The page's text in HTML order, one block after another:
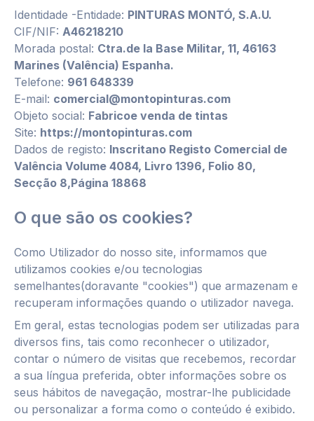
Identidade -Entidade: PINTURAS MONTÓ, S.A.U.
CIF/NIF: A46218210
Morada postal: Ctra.de la Base Militar, 11, 46163
Marines (Valência) Espanha.
Telefone: 961 648339
E-mail: comercial@montopinturas.com
Objeto social: Fabricoe venda de tintas
Site: https://montopinturas.com
Dados de registo: Inscritano Registo Comercial de
Valência Volume 4084, Livro 1396, Folio 80,
Secção 8,Página 18868
O que são os cookies?
Como Utilizador do nosso site, informamos que
utilizamos cookies e/ou tecnologias
semelhantes(doravante "cookies") que armazenam e
recuperam informações quando o utilizador navega.
Em geral, estas tecnologias podem ser utilizadas para
diversos fins, tais como reconhecer o utilizador,
contar o número de visitas que recebemos, recordar
a sua língua preferida, obter informações sobre os
seus hábitos de navegação, mostrar-lhe publicidade
ou personalizar a forma como o conteúdo é exibido.